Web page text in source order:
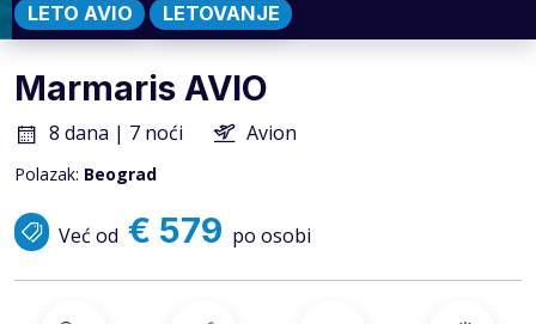
LETO AVIO LETOVANJE
Marmaris AVIO
8 dana | 7 noći Avion
Polazak: Beograd
Već od € 579 po osobi